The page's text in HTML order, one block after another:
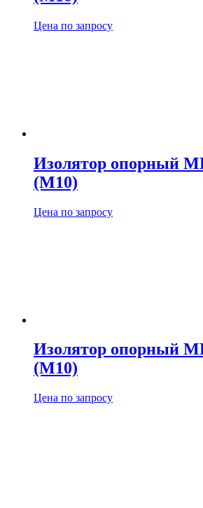
Цена по запросу
Изолятор опорный
(М10)
Цена по запросу
Изолятор опорный
(М10)
Цена по запросу